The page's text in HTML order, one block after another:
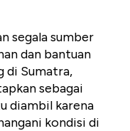
segala sumber
dan bantuan
di Sumatra,
sebagai
diambil karena
kondisi di